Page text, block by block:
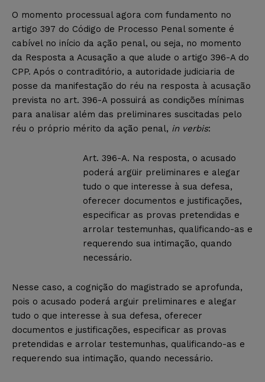
O momento processual agora com fundamento no
artigo 397 do Código de Processo Penal somente é
cabível no início da ação penal, ou seja, no momento
da Resposta a Acusação a que alude o artigo 396-A do
CPP. Após o contraditório, a autoridade judiciaria de
posse da manifestação do réu na resposta à acusação
prevista no art. 396-A possuirá as condições mínimas
para analisar além das preliminares suscitadas pelo
réu o próprio mérito da ação penal, in verbis:
Art. 396-A. Na resposta, o acusado
poderá argüir preliminares e alegar
tudo o que interesse à sua defesa,
oferecer documentos e justificações,
especificar as provas pretendidas e
arrolar testemunhas, qualificando-as e
requerendo sua intimação, quando
necessário.
Nesse caso, a cognição do magistrado se aprofunda,
pois o acusado poderá arguir preliminares e alegar
tudo o que interesse à sua defesa, oferecer
documentos e justificações, especificar as provas
pretendidas e arrolar testemunhas, qualificando-as e
requerendo sua intimação, quando necessário.